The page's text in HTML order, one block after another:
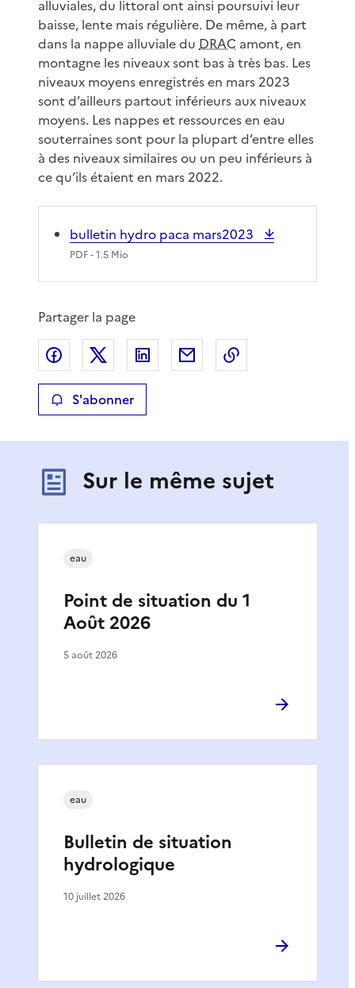
alluviales, du littoral ont ainsi poursuivi leur
baisse, lente mais régulière. De même, à part
dans la nappe alluviale du DRAC amont, en
montagne les niveaux sont bas à très bas. Les
niveaux moyens enregistrés en mars 2023
sont d’ailleurs partout inférieurs aux niveaux
moyens. Les nappes et ressources en eau
souterraines sont pour la plupart d’entre elles
à des niveaux similaires ou un peu inférieurs à
ce qu’ils étaient en mars 2022.
bulletin hydro paca mars2023
PDF- 1.5 Mio
Partager la page
Partager sur Facebook
Partager sur XPartager sur LinkedIn
Partager par email
S'abonner
Sur le même sujet
Point de situation du 1
Août 2026
eau
5 août 2026
Bulletin de situation
hydrologique
eau
10 juillet 2026